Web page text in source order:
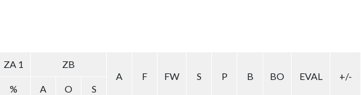
ZA 1
ZB
A
F FW S P B BO EVAL
+/-
% A O S